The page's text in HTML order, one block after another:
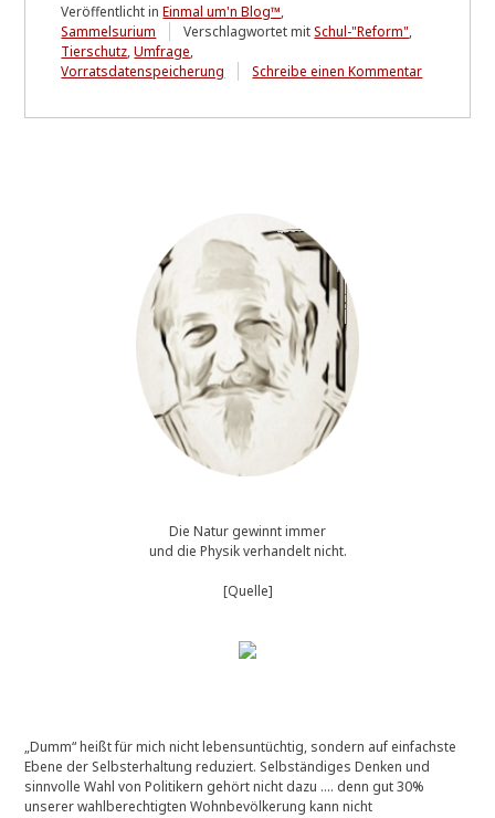
Veröffentlicht inEinmal um'n Blog™,
Sammelsurium
Verschlagwortet mitSchul-"Reform",
Tierschutz,Umfrage,
Vorratsdatenspeicherung
Schreibe einen Kommentarzu
Die Natur gewinnt immer
und die Physik verhandelt nicht.
[Quelle]
„Dumm“ heißt für mich nicht lebensuntüchtig, sondern auf einfachste
Ebene der Selbsterhaltung reduziert. Selbständiges Denken und
sinnvolle Wahl von Politikern gehört nicht dazu …. denn gut 30%
unserer wahlberechtigten Wohnbevölkerung kann nicht